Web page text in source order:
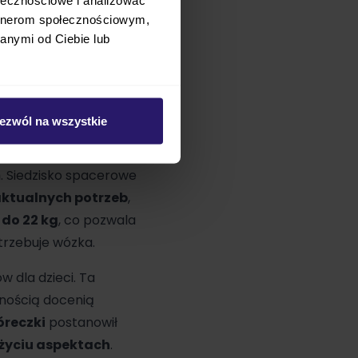
społecznościowym,
od Ciebie lub
na wszystkie
wśród dużej
wyjątkowej
problemu.
się nim
Siedzisko spacerowe
potrzeb,
22 kg, co pozwala
wózka.
dla dzieci. Ta
docenią
postanowił
aspektach.